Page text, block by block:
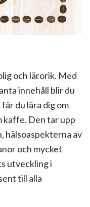
och lärorik. Med
innehåll blir du
du lära dig om
kaffe. Den tar upp
hälsoaspekterna av
och mycket
utveckling i
till alla